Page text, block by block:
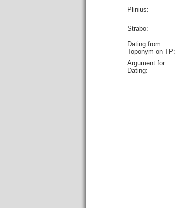
Plinius:
Strabo:
Dating from
Toponym on TP:
Argument for
Dating: